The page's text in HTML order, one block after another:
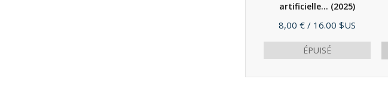
artificielle... (2025)
Prix
8,00 € / 16.00 $US
ÉPUISÉ